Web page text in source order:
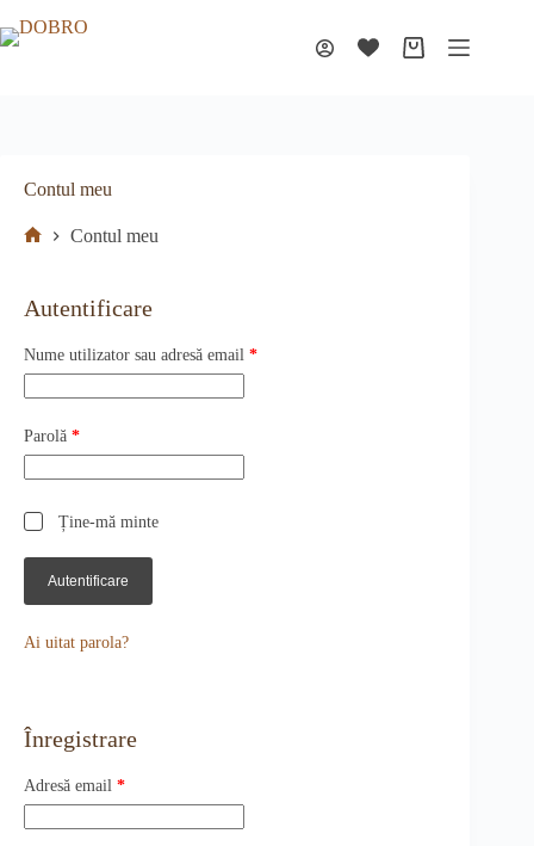
la
conținut
Coș
Contul meu
Contul meu
Autentificare
Nume utilizator sau adresă email *Obligatoriu
Parolă *Obligatoriu
Ține-mă minte
Autentificare
Ai uitat parola?
Înregistrare
Adresă email *Obligatoriu